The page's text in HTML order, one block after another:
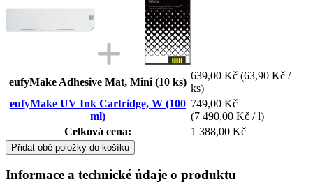
eufyMake Adhesive Mat, Mini (10 ks)
639,00 Kč (63,90 Kč /
ks)
eufyMake UV Ink Cartridge, W (100
ml)
749,00 Kč
(7 490,00 Kč / l)
Celková cena:
1 388,00 Kč
Přidat obě položky do košíku
Informace a technické údaje o produktu